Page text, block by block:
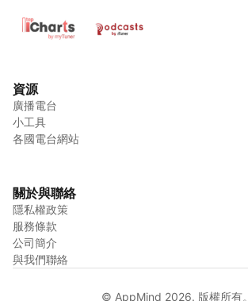
資源
廣播電台
小工具
各國電台網站
關於與聯絡
隱私權政策
服務條款
公司簡介
與我們聯絡
© AppMind 2026. 版權所有。